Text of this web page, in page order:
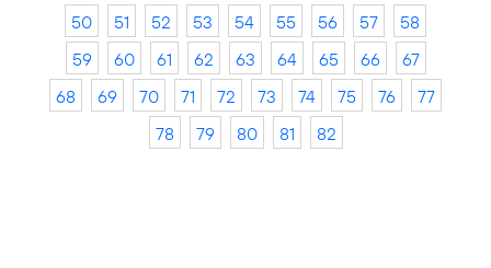
50
51 52 53 54 55 56 57
58
59
60 61 62 63 64 65 66
67
68
69 70 71 72 73 74 75 76
77
78
79 80 81 82